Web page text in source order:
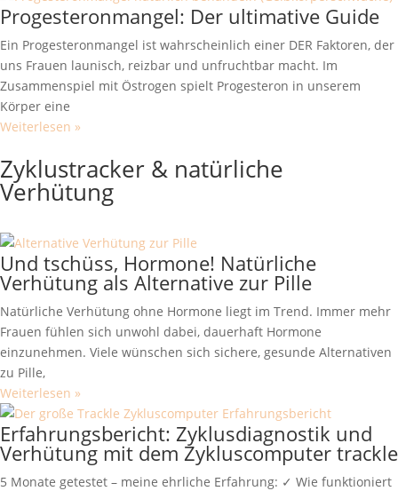
Progesteronmangel: Der ultimative Guide
Ein Progesteronmangel ist wahrscheinlich einer DER Faktoren, der
uns Frauen launisch, reizbar und unfruchtbar macht. Im
Zusammenspiel mit Östrogen spielt Progesteron in unserem
Körper eine
Weiterlesen »
Zyklustracker & natürliche
Verhütung
Und tschüss, Hormone! Natürliche
Verhütung als Alternative zur Pille
Natürliche Verhütung ohne Hormone liegt im Trend. Immer mehr
Frauen fühlen sich unwohl dabei, dauerhaft Hormone
einzunehmen. Viele wünschen sich sichere, gesunde Alternativen
zu Pille,
Weiterlesen »
Erfahrungsbericht: Zyklusdiagnostik und
Verhütung mit dem Zykluscomputer trackle
5 Monate getestet – meine ehrliche Erfahrung: ✓ Wie funktioniert